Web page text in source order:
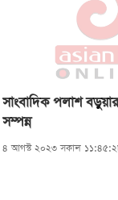
সাংবাদিক পলাশ বড়ুয়ার
সম্পন্ন
৪ আগস্ট ২০২৩ সকাল